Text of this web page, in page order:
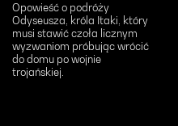
Opowieść o podróży
Odyseusza, króla Itaki, który
musi stawić czoła licznym
wyzwaniom próbując wrócić
do domu po wojnie
trojańskiej.